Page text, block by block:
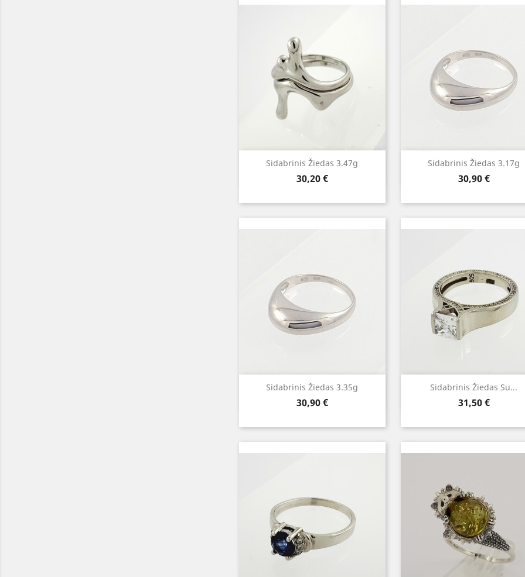
Sidabrinis Žiedas 3.47g
Kaina
30,20 €
Greita peržiūra Sidabrinis Žiedas 3.17g
Kaina
30,90 €
Greita peržiūra
Sidabrinis Žiedas 3.35g
Kaina
30,90 €
Greita peržiūra Sidabrinis Žiedas Su...
Kaina
31,50 €
Greita peržiūra